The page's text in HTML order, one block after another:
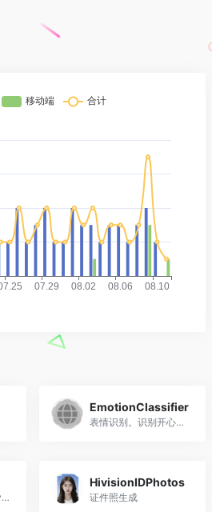
EmotionClassifier
表情识别。识别开心，悲伤，惊讶等等表情
SD高级界面。ComfyUI 是一个基于节点流程式的stable diffusion AI 绘图工具WebUI。通过将stable diffusion的流程拆分成节点，实现了更加精准的工作流定制和完善的可复现性。但节点式的工作流也提高了一部分使用门槛。 同时，因为内部生成流程做了优化，生成图片时的速度相较于webui又10%~25%的提升（根据不同显卡提升幅度不同），生成大图片的时候不会爆显存，只是图片太大时，会因为切块运算的导致图片碎裂。
HivisionIDPhotos
证件照生成